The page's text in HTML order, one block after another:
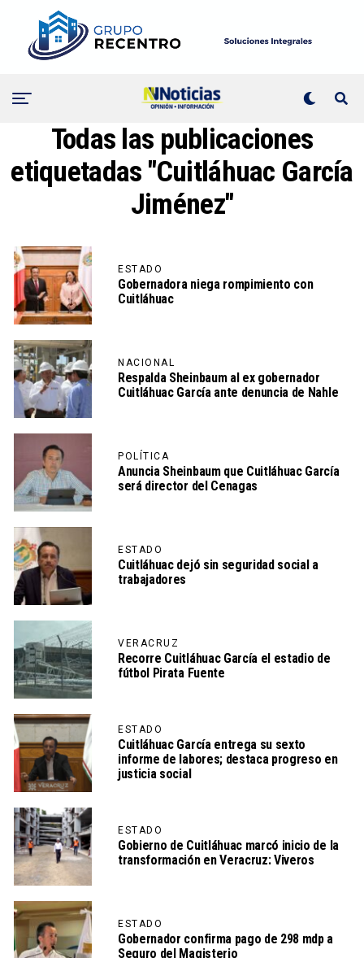
Todas las publicaciones
etiquetadas "Cuitláhuac García
Jiménez"
ESTADO
Gobernadora niega rompimiento con
Cuitláhuac
NACIONAL
Respalda Sheinbaum al ex gobernador
Cuitláhuac García ante denuncia de Nahle
POLÍTICA
Anuncia Sheinbaum que Cuitláhuac García
será director del Cenagas
ESTADO
Cuitláhuac dejó sin seguridad social a
trabajadores
VERACRUZ
Recorre Cuitláhuac García el estadio de
fútbol Pirata Fuente
ESTADO
Cuitláhuac García entrega su sexto
informe de labores; destaca progreso en
justicia social
ESTADO
Gobierno de Cuitláhuac marcó inicio de la
transformación en Veracruz: Viveros
ESTADO
Gobernador confirma pago de 298 mdp a
Seguro del Magisterio